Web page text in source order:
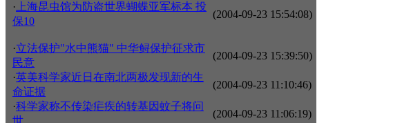
· 上海昆虫馆为防盗世界蝴蝶亚军标本 投
保10
(2004-09-23 15:54:08)
·立法保护"水中熊猫" 中华鲟保护征求市
民意
(2004-09-23 15:39:50)
·英美科学家近日在南北两极发现新的生
命证据
(2004-09-23 11:10:46)
·科学家称不传染疟疾的转基因蚊子将问
世
(2004-09-23 11:06:19)